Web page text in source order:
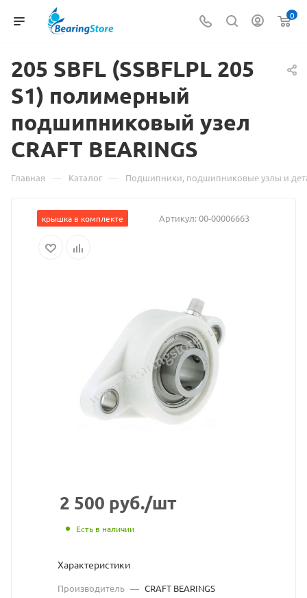
0
205 Материал
о
товаре
205
SBFL
(SSBFLPL
205
S1)
подшипниковый
CRAFT
BEARINGS
взят
https://bearingstore.ru
по
ссылке
разрешения
SBFL (SSBFLPL 205
S1) полимерный
подшипниковый узел
CRAFT BEARINGS
Главная — Каталог — Подшипники, подшипниковые узлы и
крышка в комплекте Артикул:00-00006663
2 500 руб./шт
Есть в наличии
Характеристики
Производитель — CRAFT BEARINGS